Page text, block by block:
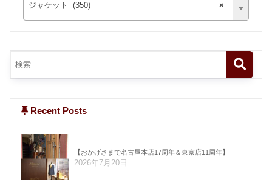
×
ジャケット (350)
Recent Posts
【おかげさまで名古屋本店17周年＆東京店11周年】
2026年7月20日